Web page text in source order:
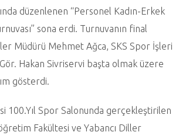
düzenlenen “Personel Kadın-Erkek
sona erdi. Turnuvanın final
Müdürü Mehmet Ağca, SKS Spor İşleri
Hakan Sivriservi başta olmak üzere
gösterdi.
100.Yıl Spor Salonunda gerçekleştirilen
Fakültesi ve Yabancı Diller